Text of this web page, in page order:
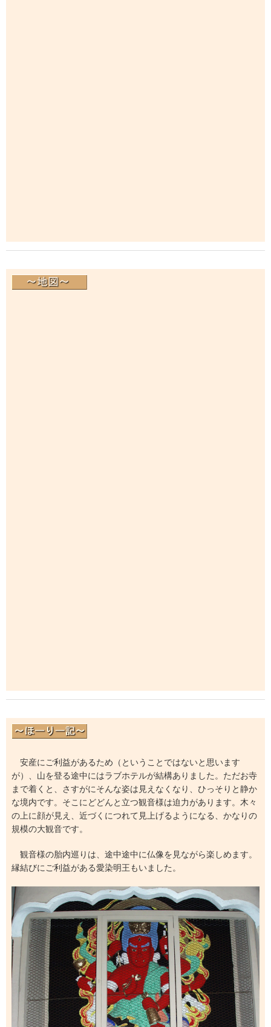
安産にご利益があるため（ということではないと思います
が）、山を登る途中にはラブホテルが結構ありました。ただお寺
まで着くと、さすがにそんな姿は見えなくなり、ひっそりと静か
な境内です。そこにどどんと立つ観音様は迫力があります。木々
の上に顔が見え、近づくにつれて見上げるようになる、かなりの
規模の大観音です。
観音様の胎内巡りは、途中途中に仏像を見ながら楽しめます。
縁結びにご利益がある愛染明王もいました。